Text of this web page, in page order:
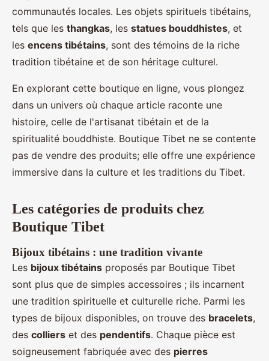
communautés locales. Les objets spirituels tibétains,
tels que les thangkas, les statues bouddhistes, et
les encens tibétains, sont des témoins de la riche
tradition tibétaine et de son héritage culturel.
En explorant cette boutique en ligne, vous plongez
dans un univers où chaque article raconte une
histoire, celle de l'artisanat tibétain et de la
spiritualité bouddhiste. Boutique Tibet ne se contente
pas de vendre des produits; elle offre une expérience
immersive dans la culture et les traditions du Tibet.
Les catégories de produits chez
Boutique Tibet
Bijoux tibétains : une tradition vivante
Les bijoux tibétains proposés par Boutique Tibet
sont plus que de simples accessoires ; ils incarnent
une tradition spirituelle et culturelle riche. Parmi les
types de bijoux disponibles, on trouve des bracelets,
des colliers et des pendentifs. Chaque pièce est
soigneusement fabriquée avec des pierres